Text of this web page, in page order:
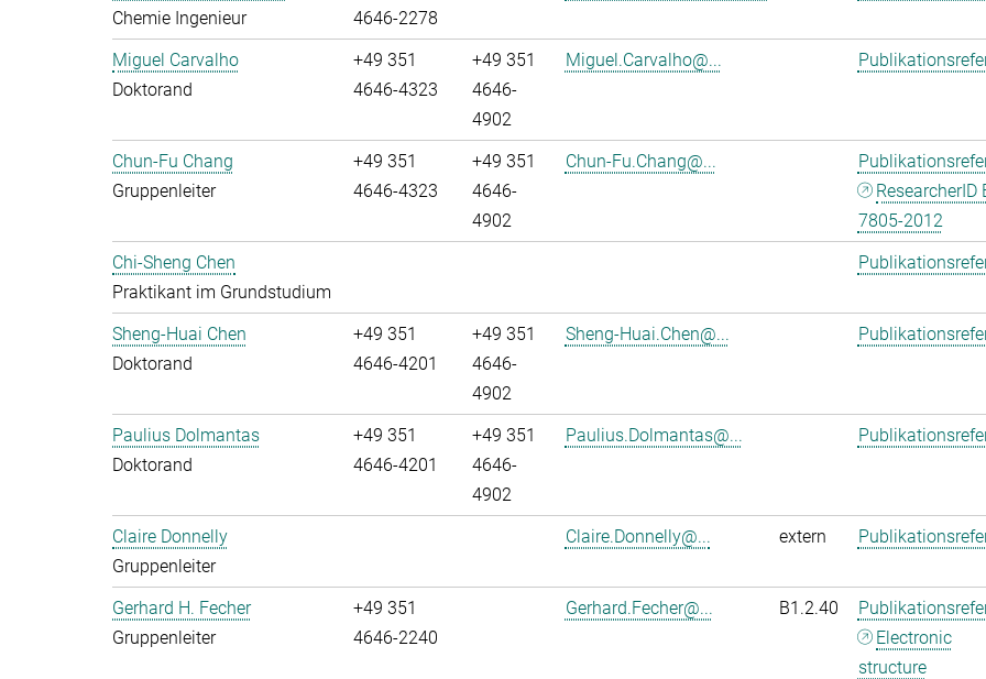
Chemie Ingenieur
4646-2278
Miguel Carvalho
Doktorand
+49 351
4646-4323
+49 351
4646-
4902
Miguel.Carvalho@...
Chun-Fu Chang
Gruppenleiter
+49 351
4646-4323
+49 351
4646-
4902
Chun-Fu.Chang@...
ResearcherID
7805-2012
Chi-Sheng Chen
Praktikant im Grundstudium
Sheng-Huai Chen
Doktorand
+49 351
4646-4201
+49 351
4646-
4902
Sheng-Huai.Chen@...
Paulius Dolmantas
Doktorand
+49 351
4646-4201
+49 351
4646-
4902
Paulius.Dolmantas@...
Claire Donnelly
Gruppenleiter
Claire.Donnelly@... extern
Gerhard H. Fecher
Gruppenleiter
+49 351
4646-2240
Gerhard.Fecher@... B1.2.40
Electronic
structure